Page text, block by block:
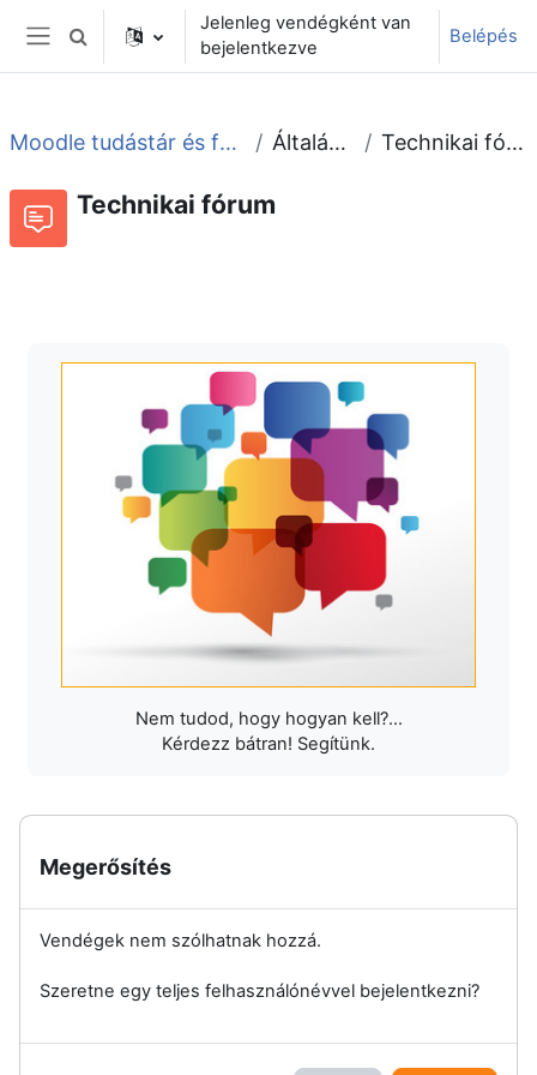
Tovább a fő tartalomhoz
Oldalpanel
Keresési bemeneti adatok váltása
Jelenleg vendégként van
bejelentkezve
Belépés
Moodle tudástár és fórum Általános Technikai fórum
Technikai fórum
Nem tudod, hogy hogyan kell?...
Kérdezz bátran! Segítünk.
Megerősítés
Vendégek nem szólhatnak hozzá.
Szeretne egy teljes felhasználónévvel bejelentkezni?